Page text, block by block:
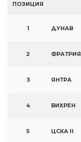
ПОЗИЦИЯ
1 ДУНАВ
2 ФРАТРИЯ
3 ЯНТРА
4 ВИХРЕН
5 ЦСКА II